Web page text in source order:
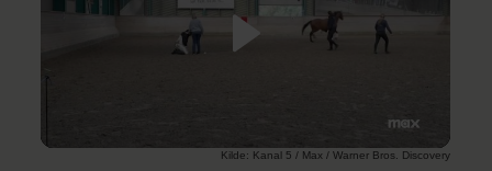
Kilde: Kanal 5 / Max / Warner Bros. Discovery